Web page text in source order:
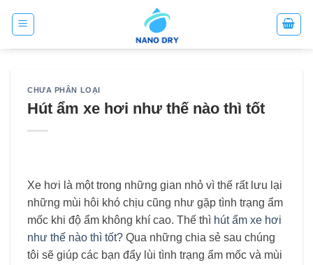
CHƯA PHÂN LOẠI
Hút ẩm xe hơi như thế nào thì tốt
Xe hơi là một trong những gian nhỏ vì thế rất lưu lại
những mùi hôi khó chịu cũng như gặp tình trạng ẩm
mốc khi độ ẩm không khí cao. Thế thì hút ẩm xe hơi
như thế nào thì tốt? Qua những chia sẻ sau chúng
tôi sẽ giúp các bạn đẩy lùi tình trạng ẩm mốc và mùi